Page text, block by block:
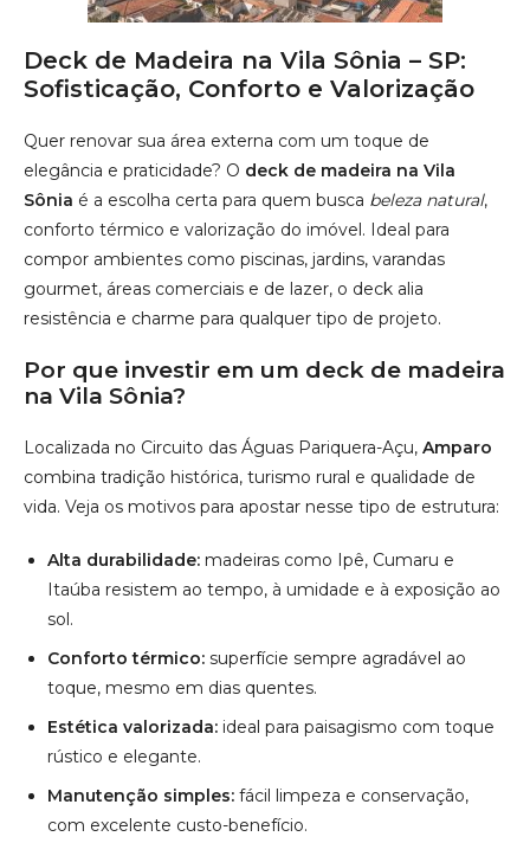
Deck de Madeira na Vila Sônia – SP:
Sofisticação, Conforto e Valorização
Quer renovar sua área externa com um toque de
elegância e praticidade? O deck de madeira na Vila
Sônia é a escolha certa para quem busca beleza natural,
conforto térmico e valorização do imóvel. Ideal para
compor ambientes como piscinas, jardins, varandas
gourmet, áreas comerciais e de lazer, o deck alia
resistência e charme para qualquer tipo de projeto.
Por que investir em um deck de madeira
na Vila Sônia?
Localizada no Circuito das Águas Pariquera-Açu, Amparo
combina tradição histórica, turismo rural e qualidade de
vida. Veja os motivos para apostar nesse tipo de estrutura:
Alta durabilidade: madeiras como Ipê, Cumaru e
Itaúba resistem ao tempo, à umidade e à exposição ao
sol.
Conforto térmico: superfície sempre agradável ao
toque, mesmo em dias quentes.
Estética valorizada: ideal para paisagismo com toque
rústico e elegante.
Manutenção simples: fácil limpeza e conservação,
com excelente custo-benefício.